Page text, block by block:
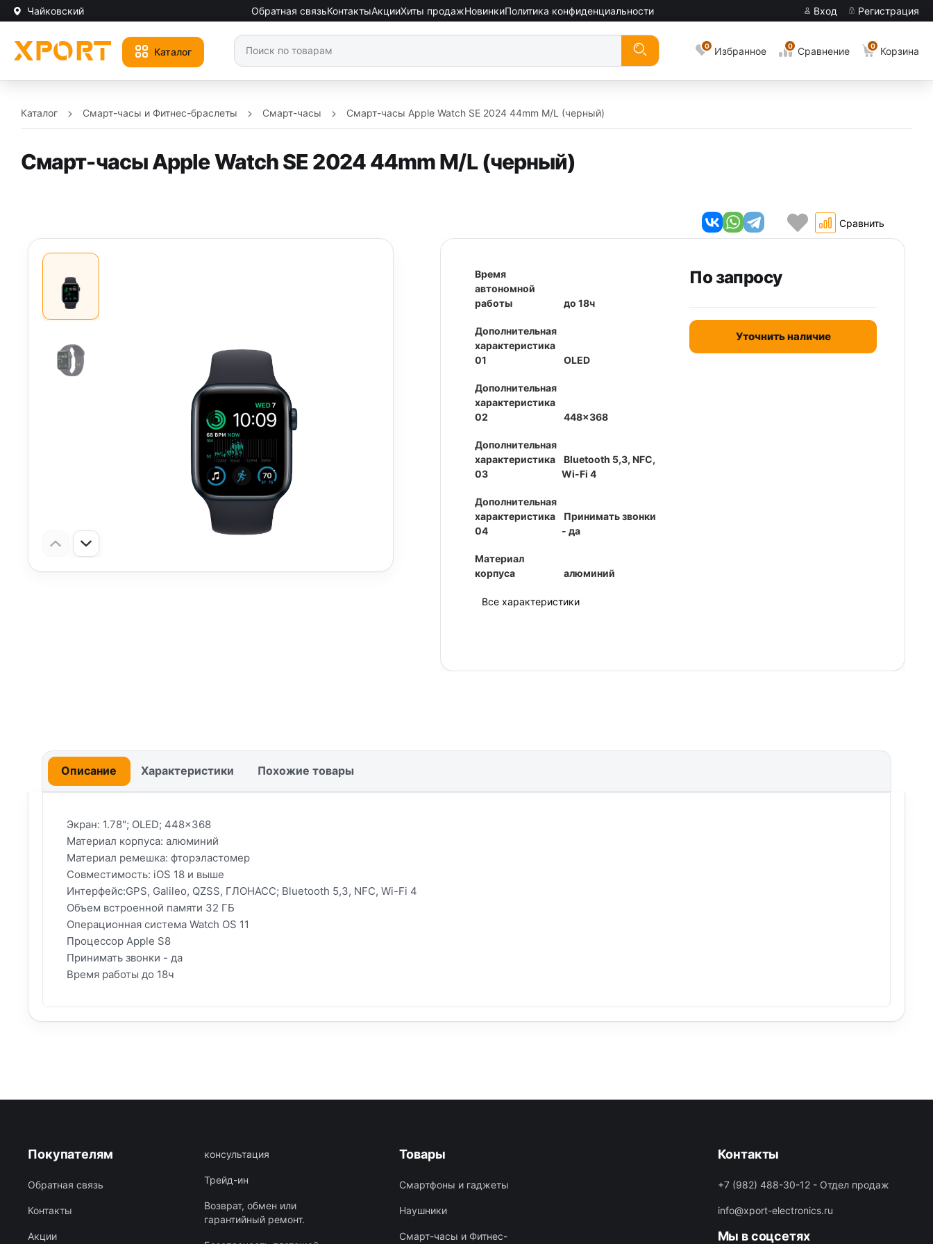
Чайковский Обратная связьКонтактыАкцииХиты продажНовинкиПолитика конфиденциальности Вход Регистрация
Каталог 0 Избранное 0 Сравнение 0 Корзина
Каталог Смарт-часы и Фитнес-браслеты Смарт-часы Смарт-часы Apple Watch SE 2024 44mm M/L (черный)
Смарт-часы Apple Watch SE 2024 44mm M/L (черный)
Сравнить
Время
автономной
работы
до 18ч
Дополнительная
характеристика
01
OLED
Дополнительная
характеристика
02
448x368
Дополнительная
характеристика
03
Bluetooth 5,3, NFC,
Wi-Fi 4
Дополнительная
характеристика
04
Принимать звонки
- да
Материал
корпуса
алюминий
Все характеристики
По запросу
Уточнить наличие
Описание Характеристики Похожие товары
Экран: 1.78"; OLED; 448x368
Материал корпуса: алюминий
Материал ремешка: фторэластомер
Совместимость: iOS 18 и выше
Интерфейс:GPS, Galileo, QZSS, ГЛОНАСС; Bluetooth 5,3, NFC, Wi-Fi 4
Объем встроенной памяти 32 ГБ
Операционная система Watch OS 11
Процессор Apple S8
Принимать звонки - да
Время работы до 18ч
Покупателям
Обратная связь
Контакты
Акции
консультация
Трейд-ин
Возврат, обмен или
гарантийный ремонт.
Товары
Смартфоны и гаджеты
Наушники
Смарт-часы и Фитнес-
Контакты
+7 (982) 488-30-12 - Отдел продаж
info@xport-electronics.ru
Мы в соцсетях